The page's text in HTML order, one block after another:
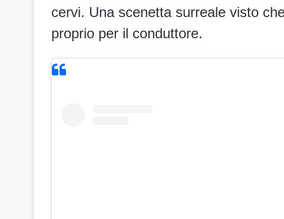
cervi. Una scenetta surreale visto
proprio per il conduttore.